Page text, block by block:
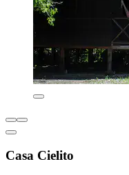
Casa Cielito